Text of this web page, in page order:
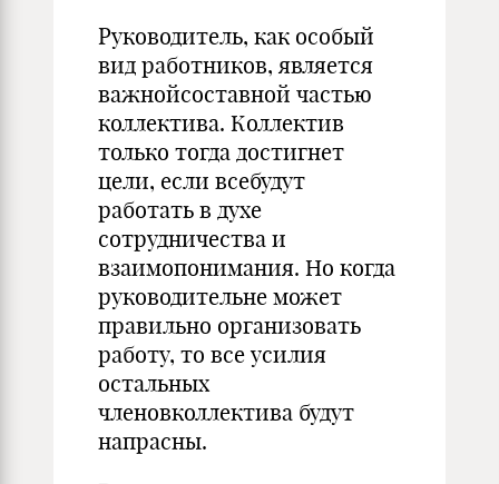
Руководитель, как особый
вид работников, является
важнойсоставной частью
коллектива. Коллектив
только тогда достигнет
цели, если всебудут
работать в духе
сотрудничества и
взаимопонимания. Но когда
руководительне может
правильно организовать
работу, то все усилия
остальных
членовколлектива будут
напрасны.